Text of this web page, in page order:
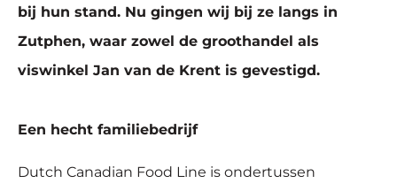
bij hun stand. Nu gingen wij bij ze langs in
Zutphen, waar zowel de groothandel als
viswinkel Jan van de Krent is gevestigd.
Een hecht familiebedrijf
Dutch Canadian Food Line is ondertussen